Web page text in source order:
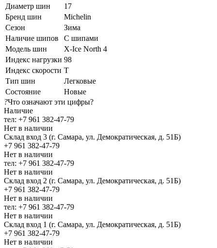
Диаметр шин
17
Бренд шин
Michelin
Сезон
Зима
Наличие шипов
С шипами
Модель шин
X-Ice North 4
Индекс нагрузки 98
Индекс скорости T
Тип шин
Легковые
Состояние
Новые
?Что означают эти цифры?
Наличие
тел: +7 961 382-47-79
Нет в наличии
Склад вход 3 (г. Самара, ул. Демократическая, д. 51Б)
+7 961 382-47-79
Нет в наличии
тел: +7 961 382-47-79
Нет в наличии
Склад вход 2 (г. Самара, ул. Демократическая, д. 51Б)
+7 961 382-47-79
Нет в наличии
тел: +7 961 382-47-79
Нет в наличии
Склад вход 1 (г. Самара, ул. Демократическая, д. 51Б)
+7 961 382-47-79
Нет в наличии